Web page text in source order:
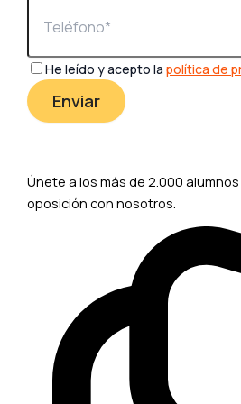
He leído y acepto lapolítica de
Únete a los más de 2.000
oposición con nosotros.